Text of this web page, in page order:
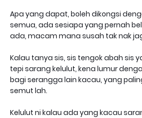
Apa yang dapat, boleh dikongsi
semua, ada sesiapa yang pernah
ada, macam mana susah tak nak
Kalau tanya sis, sis tengok abah sis
tepi sarang kelulut, kena lumur
bagi serangga lain kacau, yang
semut lah.
Kelulut ni kalau ada yang kacau